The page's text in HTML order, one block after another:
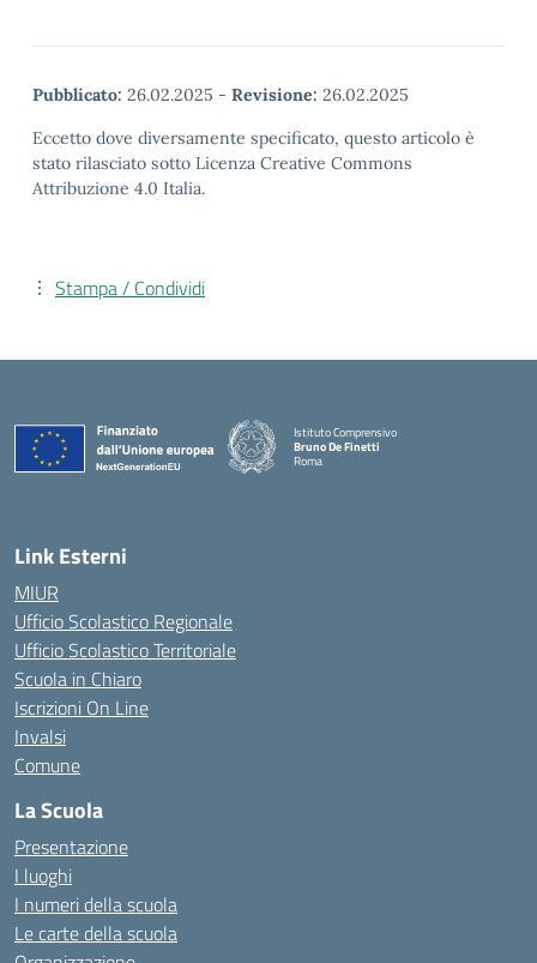
Pubblicato: 26.02.2025 - Revisione: 26.02.2025
Eccetto dove diversamente specificato, questo articolo è
stato rilasciato sotto Licenza Creative Commons
Attribuzione 4.0 Italia.
Stampa / Condividi
Istituto Comprensivo
Bruno De Finetti
Roma
Link Esterni
MIUR
Ufficio Scolastico Regionale
Ufficio Scolastico Territoriale
Scuola in Chiaro
Iscrizioni On Line
Invalsi
Comune
La Scuola
Presentazione
I luoghi
I numeri della scuola
Le carte della scuola